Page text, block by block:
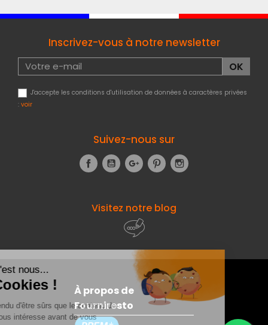
Inscrivez-vous à notre newsletter
J'accepte les conditions d'utilisation de données à caractères privées
: voir
Suivez-nous sur
FacebookYouTubeGoogle+Pinterest
Visitez notre blog
À propos de
Fourniresto